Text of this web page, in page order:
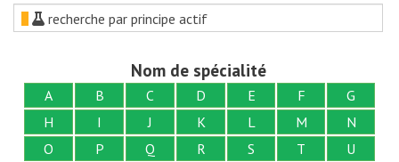
recherche par principe actif
Nom de spécialité
A B C D E F
G
H
I J K L M
N
O
P Q R S T
U